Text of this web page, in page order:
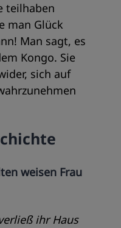
teilhaben
man Glück
Man sagt, es
Kongo. Sie
sich auf
weisen Frau
ihr Haus